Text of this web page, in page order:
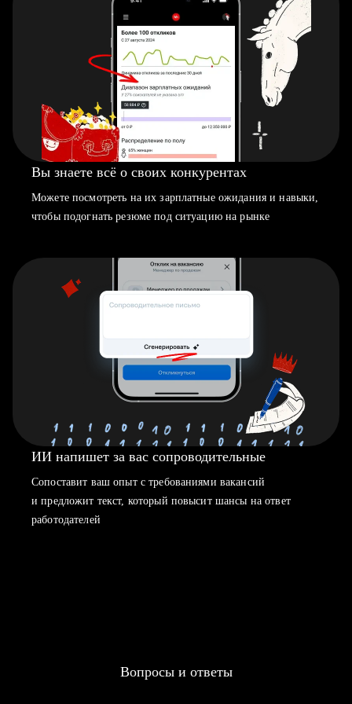
Вы знаете всё о своих конкурентах
Можете посмотреть на их зарплатные ожидания и навыки,
чтобы подогнать резюме под ситуацию на рынке
ИИ напишет за вас сопроводительные
Сопоставит ваш опыт с требованиями вакансий
и предложит текст, который повысит шансы на ответ
работодателей
Вопросы и ответы